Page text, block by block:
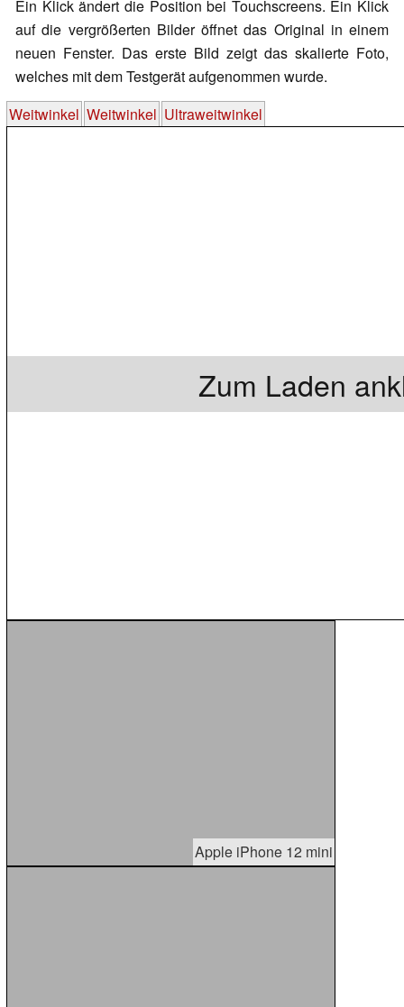
Ein Klick ändert die Position bei Touchscreens. Ein Klick
auf die vergrößerten Bilder öffnet das Original in einem
neuen Fenster. Das erste Bild zeigt das skalierte Foto,
welches mit dem Testgerät aufgenommen wurde.
Weitwinkel Weitwinkel Ultraweitwinkel
Zum Laden
Apple iPhone 12 mini